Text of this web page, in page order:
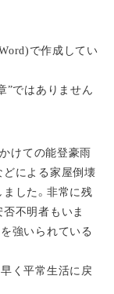
で作成してい
”ではありません
けての能登豪雨
どによる家屋倒壊
した。非常に残
不明者もいま
強いられている
く平常生活に戻